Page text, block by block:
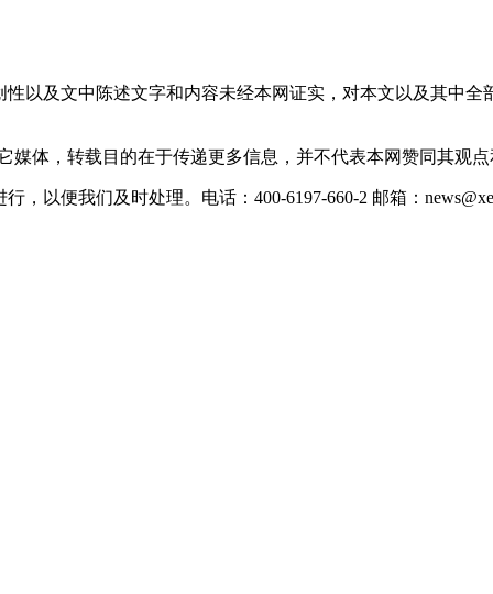
以及文中陈述文字和内容未经本网证实，对本文以及其中
体，转载目的在于传递更多信息，并不代表本网赞同其观点
以便我们及时处理。电话：400-6197-660-2 邮箱：